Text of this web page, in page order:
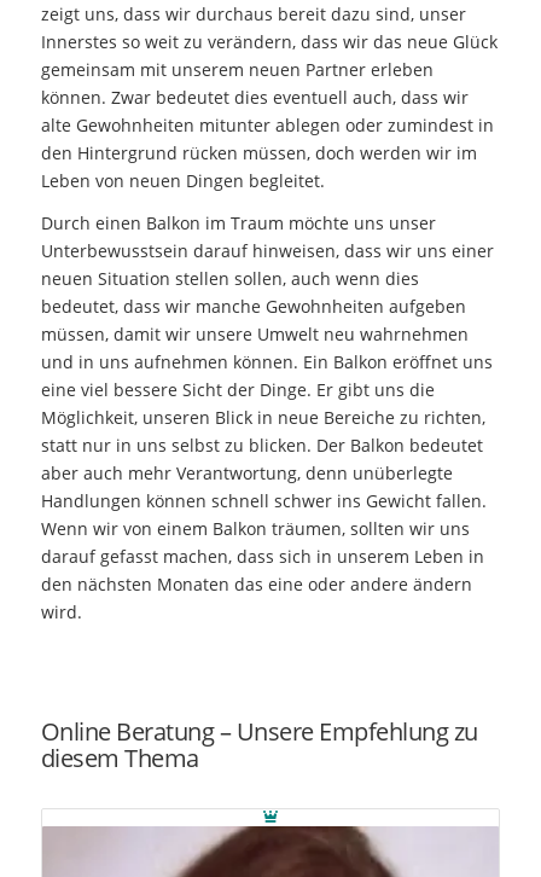
zeigt uns, dass wir durchaus bereit dazu sind, unser
Innerstes so weit zu verändern, dass wir das neue Glück
gemeinsam mit unserem neuen Partner erleben
können. Zwar bedeutet dies eventuell auch, dass wir
alte Gewohnheiten mitunter ablegen oder zumindest in
den Hintergrund rücken müssen, doch werden wir im
Leben von neuen Dingen begleitet.
Durch einen Balkon im Traum möchte uns unser
Unterbewusstsein darauf hinweisen, dass wir uns einer
neuen Situation stellen sollen, auch wenn dies
bedeutet, dass wir manche Gewohnheiten aufgeben
müssen, damit wir unsere Umwelt neu wahrnehmen
und in uns aufnehmen können. Ein Balkon eröffnet uns
eine viel bessere Sicht der Dinge. Er gibt uns die
Möglichkeit, unseren Blick in neue Bereiche zu richten,
statt nur in uns selbst zu blicken. Der Balkon bedeutet
aber auch mehr Verantwortung, denn unüberlegte
Handlungen können schnell schwer ins Gewicht fallen.
Wenn wir von einem Balkon träumen, sollten wir uns
darauf gefasst machen, dass sich in unserem Leben in
den nächsten Monaten das eine oder andere ändern
wird.
Online Beratung – Unsere Empfehlung zu
diesem Thema